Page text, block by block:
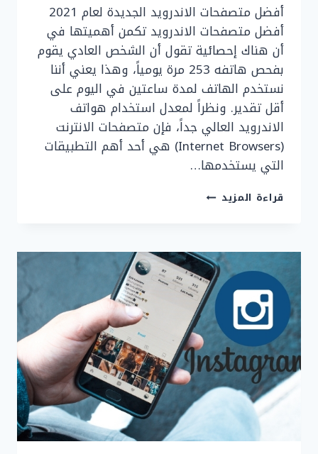
أفضل متصفحات الاندرويد الجديدة لعام 2021
أفضل متصفحات الاندرويد تكمن أهميتها في
أن هناك إحصائية تقول أن الشخص العادي يقوم
بفحص هاتفه 253 مرة يومياََ، وهذا يعني أننا
نستخدم الهاتف لمدة ساعتين في اليوم على
أقل تقدير. ونظراََ لمعدل استخدام هواتف
الاندرويد العالي جداََ، فإن متصفحات الانترنت
(Internet Browsers) هي أحد أهم التطبيقات
التي يستخدمها…
قراءة المزيد أفضل
لعام
2021